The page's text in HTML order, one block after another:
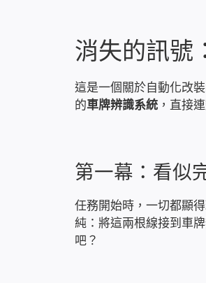
消失的訊號
這是一個關於自動化改
的車牌辨識系統，直接
第一幕：看似
任務開始時，一切都顯
純：將這兩根線接到車
吧？